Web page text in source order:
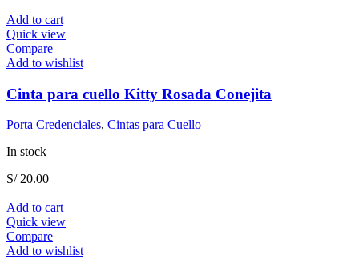
Add to cart
Quick view
Compare
Add to wishlist
Cinta para cuello Kitty Rosada Conejita
Porta Credenciales, Cintas para Cuello
In stock
S/20.00
Add to cart
Quick view
Compare
Add to wishlist